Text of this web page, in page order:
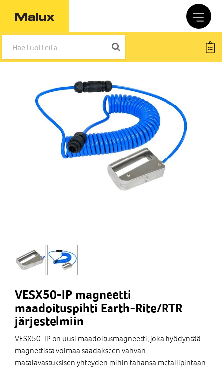
VESX50-IP magneetti
maadoituspihti Earth-Rite/RTR
järjestelmiin
VESX50-IP on uusi maadoitusmagneetti, joka hyödyntää
magnettista voimaa saadakseen vahvan
matalavastuksisen yhteyden mihin tahansa metallipintaan.